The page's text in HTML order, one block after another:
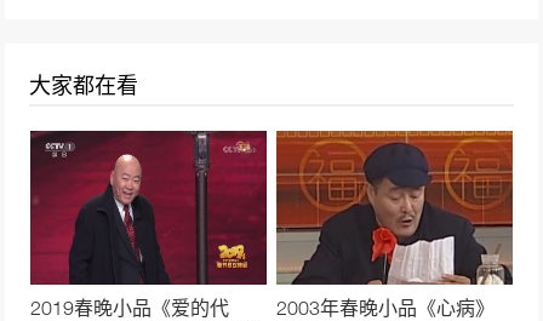
大家都在看
2019春晚小品《爱的代
2003年春晚小品《心病》